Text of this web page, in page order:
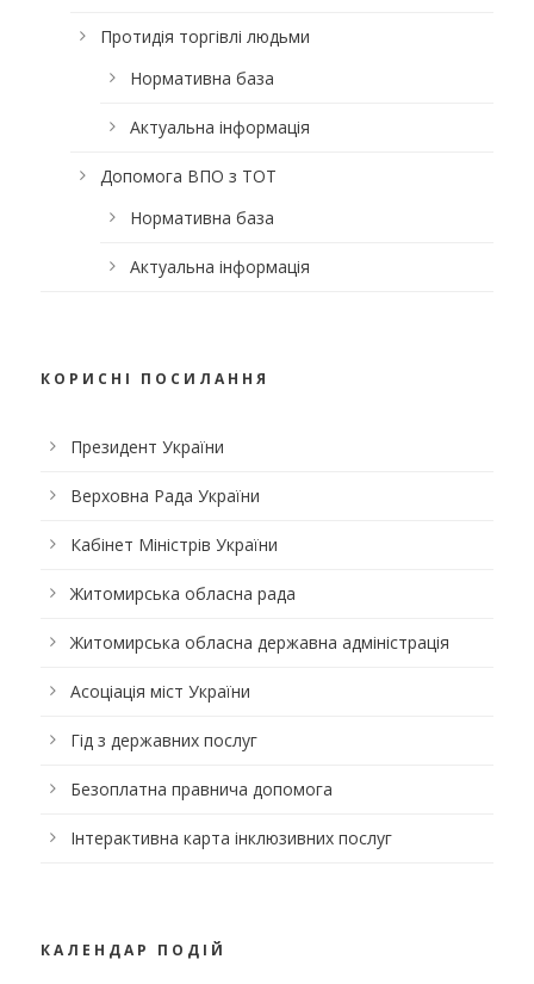
Протидія торгівлі людьми
Нормативна база
Актуальна інформація
Допомога ВПО з ТОТ
Нормативна база
Актуальна інформація
КОРИСНІ ПОСИЛАННЯ
Президент України
Верховна Рада України
Кабінет Міністрів України
Житомирська обласна рада
Житомирська обласна державна адміністрація
Асоціація міст України
Гід з державних послуг
Безоплатна правнича допомога
Інтерактивна карта інклюзивних послуг
КАЛЕНДАР ПОДІЙ